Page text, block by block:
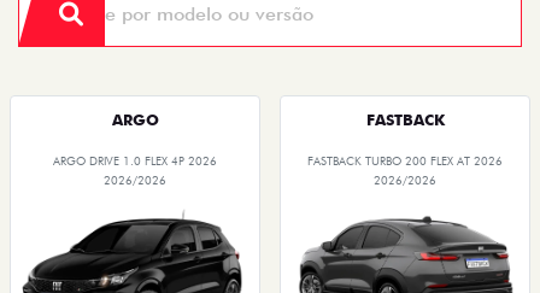
ARGO DRIVE 1.0 FLEX 4P 2026
2026/2026
FASTBACK TURBO 200 FLEX AT 2026
2026/2026